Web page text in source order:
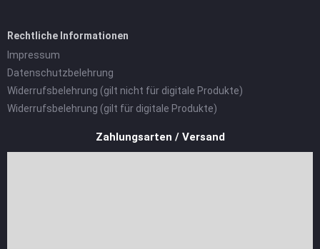
Rechtliche Informationen
Impressum
Datenschutzbelehrung
Widerrufsbelehrung (gilt nicht für digitale Produkte)
Widerrufsbelehrung (gilt für digitale Produkte)
Zahlungsarten / Versand